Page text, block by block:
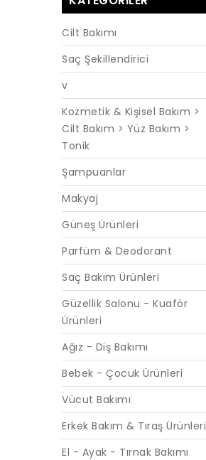
Cilt Bakımı
Saç Şekillendirici
v
Kozmetik & Kişisel Bakım >
Cilt Bakım > Yüz Bakım >
Tonik
Şampuanlar
Makyaj
Güneş Ürünleri
Parfüm & Deodorant
Saç Bakım Ürünleri
Güzellik Salonu - Kuaför
Ürünleri
Ağız - Diş Bakımı
Bebek - Çocuk Ürünleri
Vücut Bakımı
Erkek Bakım & Tıraş Ürünleri
El - Ayak - Tırnak Bakımı